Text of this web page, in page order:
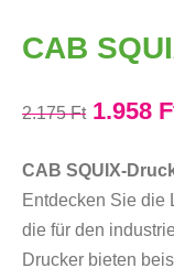
CAB
2.175Ft 1.958
CAB SQUIX-
Entdecken Sie die
die für den
Drucker bieten